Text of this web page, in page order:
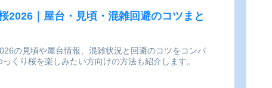
2026｜屋台・見頃・混雑回避のコツまと
の見頃や屋台情報、混雑状況と回避のコツをコンパ
くり桜を楽しみたい方向けの方法も紹介します。